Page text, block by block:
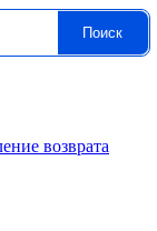
Поиск
возврата